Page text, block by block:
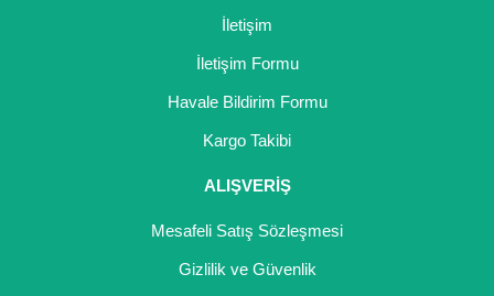
İletişim
İletişim Formu
Havale Bildirim Formu
Kargo Takibi
ALIŞVERİŞ
Mesafeli Satış Sözleşmesi
Gizlilik ve Güvenlik